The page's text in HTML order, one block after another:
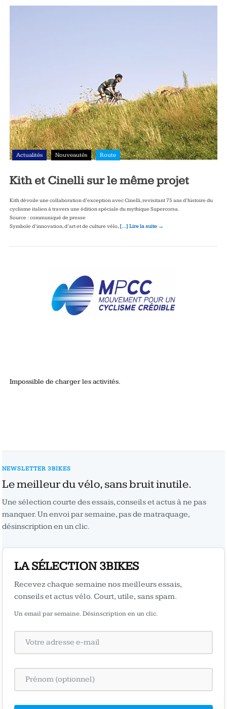
Actualités Nouveautés Route
Kith et Cinelli sur le même projet
Kith dévoile une collaboration d’exception avec Cinelli, revisitant 75 ans d’histoire du
cyclisme italien à travers une édition spéciale du mythique Supercorsa.
Source : communiqué de presse
Symbole d’innovation, d’art et de culture vélo, […] Lire la suite →
Impossible de charger les activités.
NEWSLETTER 3BIKES
Le meilleur du vélo, sans bruit inutile.
Une sélection courte des essais, conseils et actus à ne pas
manquer. Un envoi par semaine, pas de matraquage,
désinscription en un clic.
LA SÉLECTION 3BIKES
Recevez chaque semaine nos meilleurs essais,
conseils et actus vélo. Court, utile, sans spam.
Un email par semaine. Désinscription en un clic.